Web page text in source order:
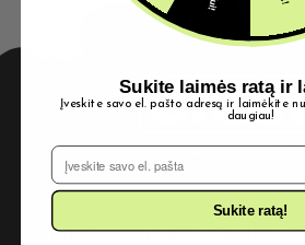
PRISIJUNKITE PRIE MŪSŲ
Sukite laimės ratą ir
Įveskite savo el. pašto adresą ir laimėkite
daugiau!
El. Pašto adresas
Sukite ratą!